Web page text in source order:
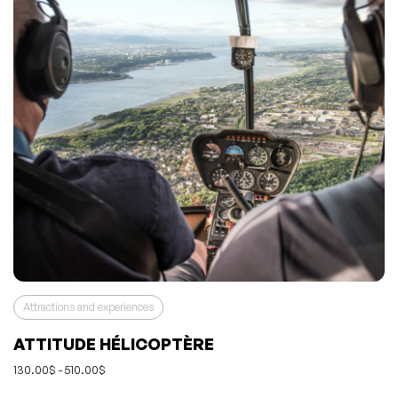
Attractions and experiences
ATTITUDE HÉLICOPTÈRE
130.00$ - 510.00$